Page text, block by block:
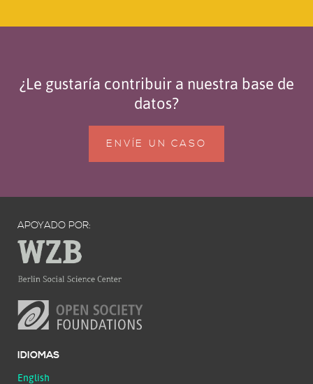
¿Le gustaría contribuir a nuestra base de
datos?
ENVÍE UN CASO
APOYADO POR:
IDIOMAS
English